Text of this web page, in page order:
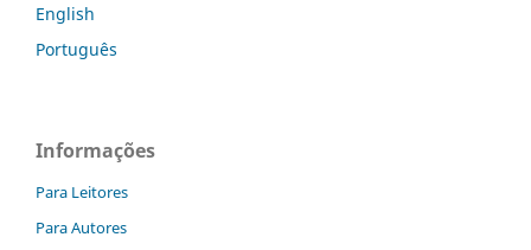
English
Português
Informações
Para Leitores
Para Autores